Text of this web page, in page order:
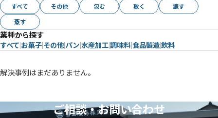
すべて その他 包む 敷く
漉す
蒸す
業種から探す
すべて お菓子その他パン水産加工調味料食品製造飲料
解決事例はまだありません。
ご相談・お問い合わせ